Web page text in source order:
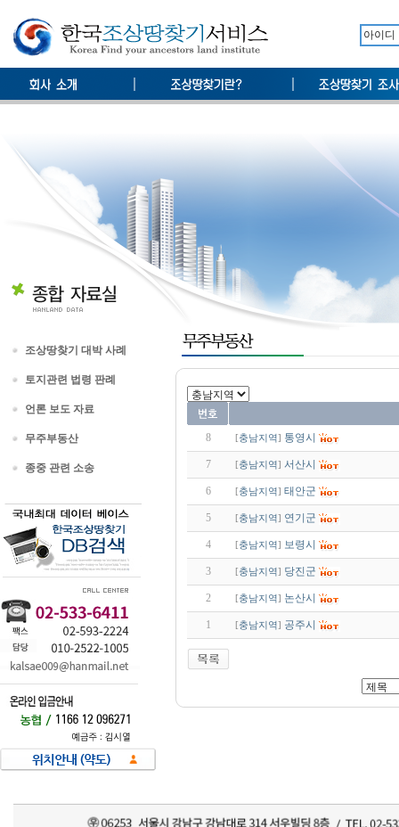
조상땅찾기 대박 사례
토지관련 법령 판례
언론 보도 자료
무주부동산
종중 관련 소송
8 [충남지역] 통영시
7 [충남지역] 서산시
6 [충남지역] 태안군
5 [충남지역] 연기군
4 [충남지역] 보령시
3 [충남지역] 당진군
2 [충남지역] 논산시
1 [충남지역] 공주시